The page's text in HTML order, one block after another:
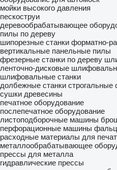
мойки высокого давления
пескоструи
деревообрабатывающее
пилы по дереву
шипорезные станки форматно-
вертикальные панельные пилы
фрезерные станки по дереву
ленточно-дисковые
шлифовальные станки
долбежные станки строгальные
сушки древесины
печатное оборудование
послепечатное оборудование
листоподборочные машины
перфорационные машины
расходные материалы для
металлообрабатывающее
прессы для металла
гидравлические прессы